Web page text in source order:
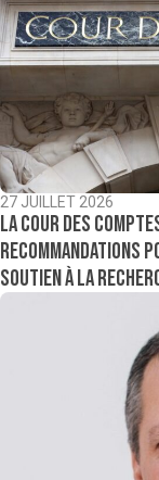
27 JUILLET 2026
La Cour des
recommandations
soutien à la